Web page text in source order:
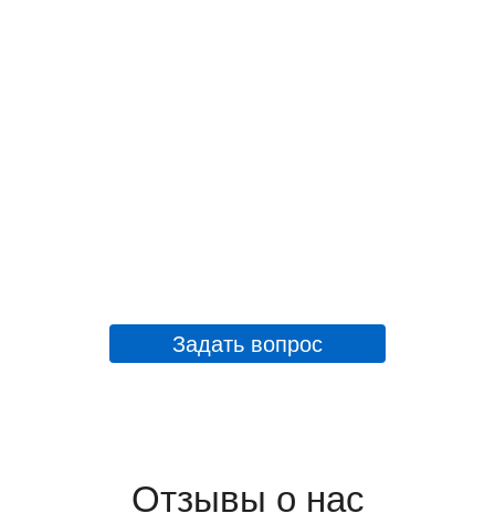
Задать вопрос
Отзывы о нас